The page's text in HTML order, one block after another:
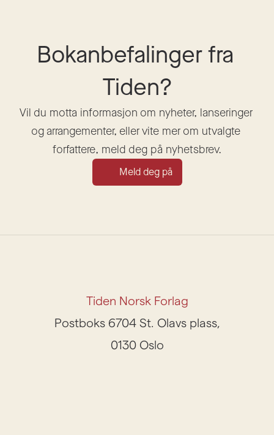
Bokanbefalinger fra
Tiden?
Vil du motta informasjon om nyheter, lanseringer
og arrangementer, eller vite mer om utvalgte
forfattere, meld deg på nyhetsbrev.
Meld deg på
Tiden Norsk Forlag
Postboks 6704 St. Olavs plass,
0130 Oslo